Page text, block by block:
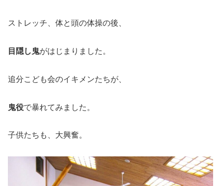
ストレッチ、体と頭の体操の後、
目隠し鬼がはじまりました。
追分こども会のイキメンたちが、
鬼役で暴れてみました。
子供たちも、大興奮。